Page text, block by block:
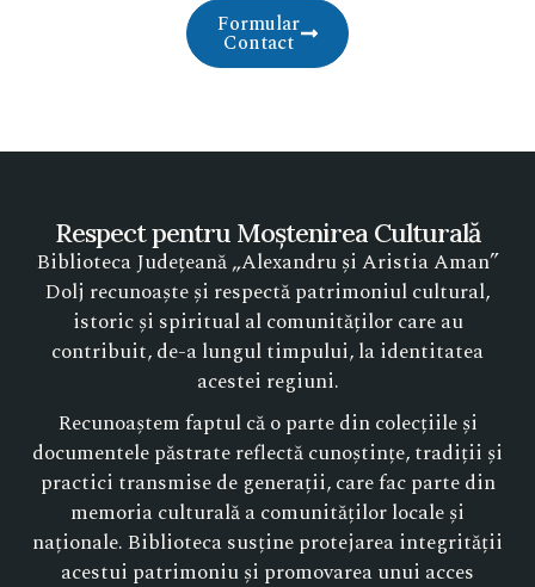
Formular
Contact
Respect pentru Moștenirea Culturală
Biblioteca Județeană „Alexandru și Aristia Aman”
Dolj recunoaște și respectă patrimoniul cultural,
istoric și spiritual al comunităților care au
contribuit, de-a lungul timpului, la identitatea
acestei regiuni.
Recunoaștem faptul că o parte din colecțiile și
documentele păstrate reflectă cunoștințe, tradiții și
practici transmise de generații, care fac parte din
memoria culturală a comunităților locale și
naționale. Biblioteca susține protejarea integrității
acestui patrimoniu și promovarea unui acces